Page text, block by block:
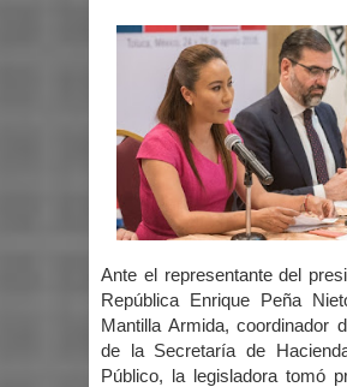
Ante el representante del
República Enrique Peña
Mantilla Armida, coordinador
de la Secretaría de
Público, la legisladora tomó